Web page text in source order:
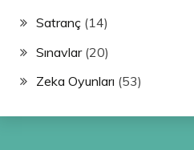
Satranç(14)
Sınavlar(20)
Zeka Oyunları (53)